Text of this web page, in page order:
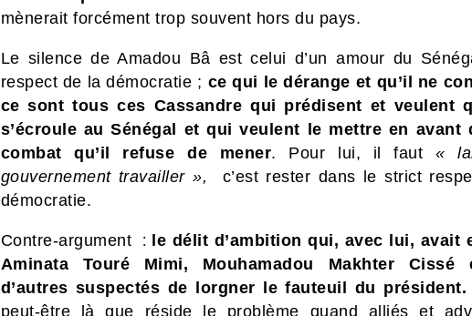
mènerait forcément trop souvent hors du pays.
Le silence de Amadou Bâ est celui d’un amour du
respect de la démocratie ; ce qui le dérange et qu’il ne
ce sont tous ces Cassandre qui prédisent et veulent
s’écroule au Sénégal et qui veulent le mettre en avant
combat qu’il refuse de mener. Pour lui, il faut«
gouvernement travailler », c’est rester dans le strict
démocratie.
Contre-argument :
le délit d’ambition qui, avec lui, avait
Aminata Touré Mimi, Mouhamadou Makhter Cissé
d’autres suspectés de lorgner le fauteuil du président.
peut-être là que réside le problème quand alliés et